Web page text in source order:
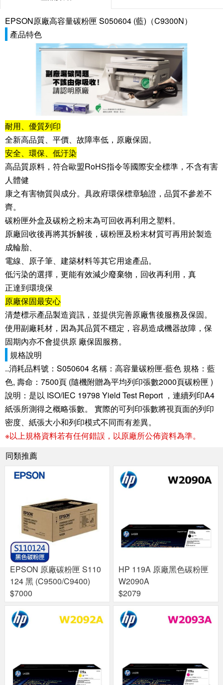
EPSON原廠高容量碳粉匣 S050604 (藍)（C9300N）
產品特色
耐用、優質列印
全新高品質、平價、故障率低，原廠保固。
安全、環保、低汙染
高品質原料，符合歐盟RoHS指令等國際安全標準，不含有害
人體健
康之有害物質與成分。具政府環保標章驗證，品質不參差不
齊。
碳粉匣外盒及碳粉之粉末為可回收再利用之塑料。
原廠回收後再將其拆解後，碳粉匣及粉末材質可再用於製造
成輪胎、
電線、原子筆、建築材料等其它用途產品。
低污染的選擇，更能有效減少廢棄物，回收再利用，真
正達到環境保
原廠保固最安心
清楚標示產品製造資訊，並提供完善原廠售後服務及保固。
使用副廠耗材，因為其品質不穩定，容易造成機器故障，保
固期內亦不會提供原 廠保固服務。
規格說明
..消耗品料號：S050604 名稱：高容量碳粉匣-藍色 規格：藍
色, 壽命：7500頁 (隨機附贈為平均列印張數2000頁碳粉匣 )
說明：是以 ISO/IEC 19798 Yield Test Report ，連續列印A4
紙張所測得之概略張數。 實際的可列印張數將視頁面的列印
密度、紙張大小和列印模式不同而有差異。
※以上規格資料若有任何錯誤，以原廠所公佈資料為準。
同類推薦
EPSON 原廠碳粉匣 S110
124 黑 (C9500/C9400)
$7000
HP 119A 原廠黑色碳粉匣
W2090A
$2079